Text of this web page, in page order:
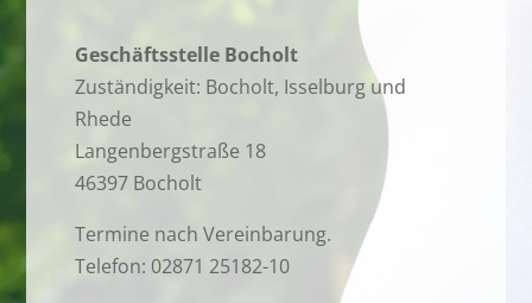
Geschäftsstelle Bocholt
Zuständigkeit: Bocholt, Isselburg und
Rhede
Langenbergstraße 18
46397 Bocholt
Termine nach Vereinbarung.
Telefon: 02871 25182-10